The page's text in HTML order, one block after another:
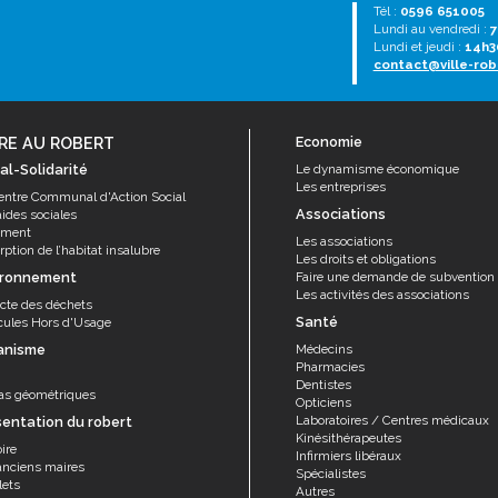
Tél : 0596 651005
Lundi au vendredi :
Lundi et jeudi :
contact@ville-
AU ROBERT
Solidarité
Communal d'Action Social
sociales
de l’habitat insalubre
des déchets
Hors d'Usage
géométriques
du robert
maires
Economie
Le dynamisme économique
Les entreprises
Associations
Les associations
Les droits et obligations
Faire une demande de subvention
Les activités des associations
Santé
Médecins
Pharmacies
Dentistes
Opticiens
Laboratoires / Centres médicaux
Kinésithérapeutes
Infirmiers libéraux
Spécialistes
Autres